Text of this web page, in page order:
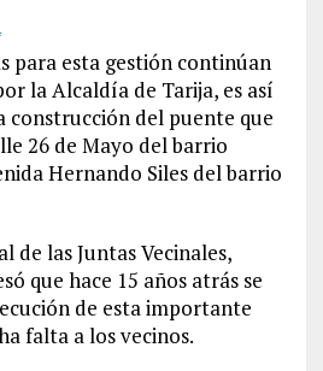
para esta gestión continúan
la Alcaldía de Tarija, es así
construcción del puente que
26 de Mayo del barrio
Hernando Siles del barrio
de las Juntas Vecinales,
que hace 15 años atrás se
de esta importante
falta a los vecinos.